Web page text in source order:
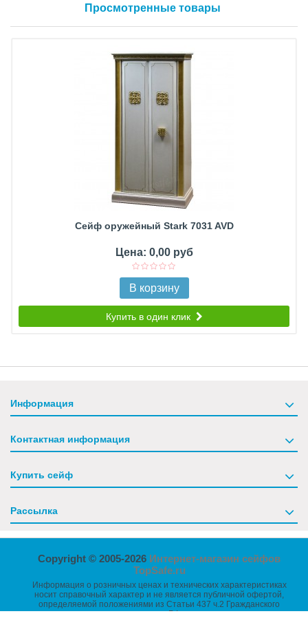
Просмотренные товары
Сейф оружейный Stark 7031 AVD
Цена: 0,00 руб
В корзину
Купить в один клик
Информация
Контактная информация
Купить сейф
Рассылка
Copyright © 2005-2026 Интернет-магазин сейфов
TopSafe.ru
Информация о розничных ценах и технических характеристиках
носит справочный характер и не является публичной офертой,
определяемой положениями из Статьи 437 ч.2 Гражданского
кодекса РФ.